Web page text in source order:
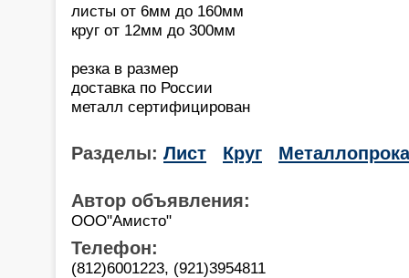
листы от 6мм до 160мм
круг от 12мм до 300мм
резка в размер
доставка по России
металл сертифицирован
Разделы: Лист Круг
Автор объявления:
ООО"Амисто"
Телефон:
(812)6001223, (921)3954811